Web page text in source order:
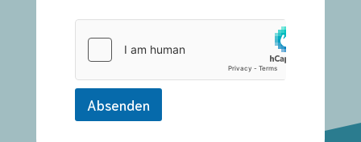
Absenden